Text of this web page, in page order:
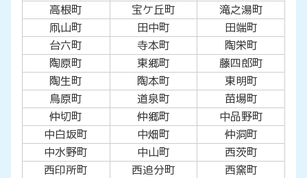
高根町
宝ケ丘町
滝之湯町
凧山町
田中町
田端町
台六町
寺本町
陶栄町
陶原町
東郷町
藤四郎町
陶生町
陶本町
東明町
鳥原町
道泉町
苗場町
仲切町
仲郷町
中品野町
中白坂町
中畑町
仲洞町
中水野町
中山町
西茨町
西印所町
西追分町
西窯町